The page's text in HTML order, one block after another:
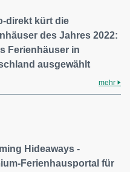
direkt kürt die
des Jahres 2022:
Ferienhäuser in
ausgewählt
mehr
Hideaways -
Ferienhausportal für